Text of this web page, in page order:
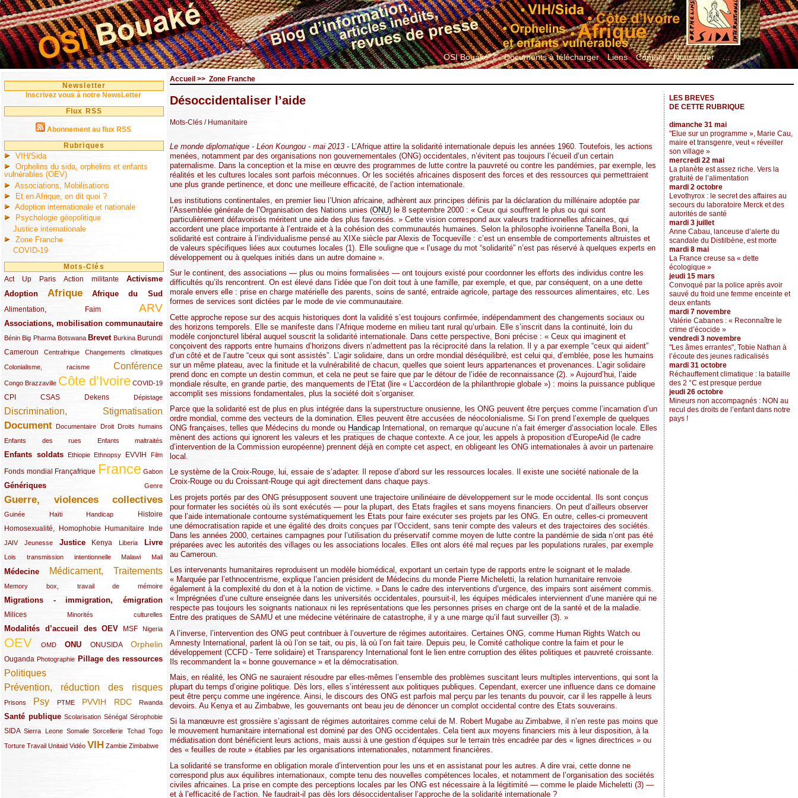
OSI Bouaké ? Documents à télécharger Liens Contact Nous aider ...
Newsletter
Inscrivez vous à notre NewsLetter
Flux RSS
Abonnement au flux RSS
Rubriques
VIH/Sida
Orphelins du sida, orphelins et enfants
vulnérables (OEV)
Associations, Mobilisations
Et en Afrique, on dit quoi ?
Adoption internationale et nationale
Psychologie géopolitique
Justice internationale
Zone Franche
COVID-19
Mots-Clés
Act Up Paris
(49/289) Action militante
(32/289) Activisme
(73/289)
Adoption
(82/289) Afrique
(161/289) Afrique du Sud
(73/289)
Alimentation, Faim
(48/289) ARV
(203/289)
Associations, mobilisation communautaire
(65/289)
Bénin
(13/289)Big Pharma
(16/289) Botswana
(9/289) Brevet
(83/289) Burkina
(18/289) Burundi
(30/289)
Cameroun
(47/289) Centrafrique
(23/289) Changements climatiques
(10/289)
Colonialisme, racisme
(19/289) Conférence
(118/289)
Congo Brazzaville
(24/289) Côte d’Ivoire
(263/289) COVID-19
(13/289)
CPI
(48/289) CSAS
(32/289) Dekens
(29/289) Dépistage
(19/289)
Discrimination, Stigmatisation
(131/289)
Document
(145/289) Documentaire
(9/289) Droit
(20/289) Droits humains
(22/289)
Enfants des rues
(21/289) Enfants maltraités
(10/289)
Enfants soldats
(68/289) Ethiopie
(12/289) Ethnopsy
(15/289) EVVIH
(55/289) Film
(22/289)
Fonds mondial
(48/289) Françafrique
(39/289) France
(289/289) Gabon
(12/289)
Génériques
(59/289) Genre
(22/289)
Guerre, violences collectives
(149/289)
Guinée
(12/289) Haïti
(15/289) Handicap
(10/289) Histoire
(49/289)
Homosexualité, Homophobie
(44/289) Humanitaire
(47/289) Inde
(34/289)
JAIV
(10/289)Jeunesse
(21/289) Justice
(65/289) Kenya
(35/289) Liberia
(25/289) Livre
(62/289)
Lois transmission intentionnelle
(24/289) Malawi
(11/289) Mali
(21/289)
Médecine
(62/289) Médicament, Traitements
(142/289)
Memory box, travail de mémoire
(11/289)
Migrations - immigration, émigration
(67/289)
Milices
(34/289) Minorités culturelles
(15/289)
Modalités d’accueil des OEV
(58/289) MSF
(54/289) Nigeria
(27/289)
OEV
(269/289) OMD
(26/289) ONU
(58/289) ONUSIDA
(44/289) Orphelin
(112/289)
Ouganda
(29/289) Photographie
(27/289) Pillage des ressources
(77/289)
Politiques
(120/289)
Prévention, réduction des risques
(131/289)
Prisons
(22/289) Psy
(119/289) PTME
(12/289) PVVIH
(111/289) RDC
(104/289) Rwanda
(23/289)
Santé publique
(59/289) Scolarisation
(9/289) Sénégal
(13/289) Sérophobie
(19/289)
SIDA
(29/289)Sierra Leone
(13/289) Somalie
(12/289) Sorcellerie
(19/289) Tchad
(10/289) Togo
(15/289)
Torture
(17/289)Travail
(21/289) Unitaid
(26/289) Vidéo
(23/289) VIH
(154/289) Zambie
(12/289) Zimbabwe
(21/289)
Accueil >> Zone Franche
Désoccidentaliser l’aide
Mots-Clés / Humanitaire
Le monde diplomatique - Léon Koungou - mai 2013 - L’Afrique attire la solidarité internationale depuis les années 1960. Toutefois, les actions
menées, notamment par des organisations non gouvernementales (ONG) occidentales, n’évitent pas toujours l’écueil d’un certain
paternalisme. Dans la conception et la mise en œuvre des programmes de lutte contre la pauvreté ou contre les pandémies, par exemple, les
réalités et les cultures locales sont parfois méconnues. Or les sociétés africaines disposent des forces et des ressources qui permettraient
une plus grande pertinence, et donc une meilleure efficacité, de l’action internationale.
Les institutions continentales, en premier lieu l’Union africaine, adhèrent aux principes définis par la déclaration du millénaire adoptée par
l’Assemblée générale de l’Organisation des Nations unies (ONU) le 8 septembre 2000 : « Ceux qui souffrent le plus ou qui sont
particulièrement défavorisés méritent une aide des plus favorisés. » Cette vision correspond aux valeurs traditionnelles africaines, qui
accordent une place importante à l’entraide et à la cohésion des communautés humaines. Selon la philosophe ivoirienne Tanella Boni, la
solidarité est contraire à l’individualisme pensé au XIXe siècle par Alexis de Tocqueville : c’est un ensemble de comportements altruistes et
de valeurs spécifiques liées aux coutumes locales (1). Elle souligne que « l’usage du mot “solidarité” n’est pas réservé à quelques experts en
développement ou à quelques initiés dans un autre domaine ».
Sur le continent, des associations — plus ou moins formalisées — ont toujours existé pour coordonner les efforts des individus contre les
difficultés qu’ils rencontrent. On est élevé dans l’idée que l’on doit tout à une famille, par exemple, et que, par conséquent, on a une dette
morale envers elle : prise en charge matérielle des parents, soins de santé, entraide agricole, partage des ressources alimentaires, etc. Les
formes de services sont dictées par le mode de vie communautaire.
Cette approche repose sur des acquis historiques dont la validité s’est toujours confirmée, indépendamment des changements sociaux ou
des horizons temporels. Elle se manifeste dans l’Afrique moderne en milieu tant rural qu’urbain. Elle s’inscrit dans la continuité, loin du
modèle conjoncturel libéral auquel souscrit la solidarité internationale. Dans cette perspective, Boni précise : « Ceux qui imaginent et
conçoivent des rapports entre humains d’horizons divers n’admettent pas la réciprocité dans la relation. Il y a par exemple “ceux qui aident”
d’un côté et de l’autre “ceux qui sont assistés”. L’agir solidaire, dans un ordre mondial déséquilibré, est celui qui, d’emblée, pose les humains
sur un même plateau, avec la finitude et la vulnérabilité de chacun, quelles que soient leurs appartenances et provenances. L’agir solidaire
prend donc en compte un destin commun, et cela ne peut se faire que par le détour de l’idée de reconnaissance (2). » Aujourd’hui, l’aide
mondiale résulte, en grande partie, des manquements de l’Etat (lire « L’accordéon de la philanthropie globale ») : moins la puissance publique
accomplit ses missions fondamentales, plus la société doit s’organiser.
Parce que la solidarité est de plus en plus intégrée dans la superstructure onusienne, les ONG peuvent être perçues comme l’incarnation d’un
ordre mondial, comme des vecteurs de la domination. Elles peuvent être accusées de néocolonialisme. Si l’on prend l’exemple de quelques
ONG françaises, telles que Médecins du monde ou Handicap International, on remarque qu’aucune n’a fait émerger d’association locale. Elles
mènent des actions qui ignorent les valeurs et les pratiques de chaque contexte. A ce jour, les appels à proposition d’EuropeAid (le cadre
d’intervention de la Commission européenne) prennent déjà en compte cet aspect, en obligeant les ONG internationales à avoir un partenaire
local.
Le système de la Croix-Rouge, lui, essaie de s’adapter. Il repose d’abord sur les ressources locales. Il existe une société nationale de la
Croix-Rouge ou du Croissant-Rouge qui agit directement dans chaque pays.
Les projets portés par des ONG présupposent souvent une trajectoire unilinéaire de développement sur le mode occidental. Ils sont conçus
pour formater les sociétés où ils sont exécutés — pour la plupart, des Etats fragiles et sans moyens financiers. On peut d’ailleurs observer
que l’aide internationale contourne systématiquement les Etats pour faire exécuter ses projets par les ONG. En outre, celles-ci promeuvent
une démocratisation rapide et une égalité des droits conçues par l’Occident, sans tenir compte des valeurs et des trajectoires des sociétés.
Dans les années 2000, certaines campagnes pour l’utilisation du préservatif comme moyen de lutte contre la pandémie de sida n’ont pas été
préparées avec les autorités des villages ou les associations locales. Elles ont alors été mal reçues par les populations rurales, par exemple
au Cameroun.
Les intervenants humanitaires reproduisent un modèle biomédical, exportant un certain type de rapports entre le soignant et le malade.
« Marquée par l’ethnocentrisme, explique l’ancien président de Médecins du monde Pierre Micheletti, la relation humanitaire renvoie
également à la complexité du don et à la notion de victime. » Dans le cadre des interventions d’urgence, des impairs sont aisément commis.
« Imprégnées d’une culture enseignée dans les universités occidentales, poursuit-il, les équipes médicales interviennent d’une manière qui ne
respecte pas toujours les soignants nationaux ni les représentations que les personnes prises en charge ont de la santé et de la maladie.
Entre des pratiques de SAMU et une médecine vétérinaire de catastrophe, il y a une marge qu’il faut surveiller (3). »
A l’inverse, l’intervention des ONG peut contribuer à l’ouverture de régimes autoritaires. Certaines ONG, comme Human Rights Watch ou
Amnesty International, parlent là où l’on se tait, ou pis, là où l’on fait taire. Depuis peu, le Comité catholique contre la faim et pour le
développement (CCFD - Terre solidaire) et Transparency International font le lien entre corruption des élites politiques et pauvreté croissante.
Ils recommandent la « bonne gouvernance » et la démocratisation.
Mais, en réalité, les ONG ne sauraient résoudre par elles-mêmes l’ensemble des problèmes suscitant leurs multiples interventions, qui sont la
plupart du temps d’origine politique. Dès lors, elles s’intéressent aux politiques publiques. Cependant, exercer une influence dans ce domaine
peut être perçu comme une ingérence. Ainsi, le discours des ONG est parfois mal perçu par les tenants du pouvoir, car il les rappelle à leurs
devoirs. Au Kenya et au Zimbabwe, les gouvernants ont beau jeu de dénoncer un complot occidental contre des Etats souverains.
Si la manœuvre est grossière s’agissant de régimes autoritaires comme celui de M. Robert Mugabe au Zimbabwe, il n’en reste pas moins que
le mouvement humanitaire international est dominé par des ONG occidentales. Cela tient aux moyens financiers mis à leur disposition, à la
médiatisation dont bénéficient leurs actions, mais aussi à une gestion d’équipes sur le terrain très encadrée par des « lignes directrices » ou
des « feuilles de route » établies par les organisations internationales, notamment financières.
La solidarité se transforme en obligation morale d’intervention pour les uns et en assistanat pour les autres. A dire vrai, cette donne ne
correspond plus aux équilibres internationaux, compte tenu des nouvelles compétences locales, et notamment de l’organisation des sociétés
civiles africaines. La prise en compte des perceptions locales par les ONG est nécessaire à la légitimité — comme le plaide Micheletti (3) —
et à l’efficacité de l’action. Ne faudrait-il pas dès lors désoccidentaliser l’approche de la solidarité internationale ?
LES BREVES
DE CETTE RUBRIQUE
dimanche 31 mai
"Elue sur un programme », Marie Cau,
maire et transgenre, veut « réveiller
son village »
mercredi 22 mai
La planète est assez riche. Vers la
gratuité de l’alimentation
mardi 2 octobre
Levothyrox : le secret des affaires au
secours du laboratoire Merck et des
autorités de santé
mardi 3 juillet
Anne Cabau, lanceuse d’alerte du
scandale du Distilbène, est morte
mardi 8 mai
La France creuse sa « dette
écologique »
jeudi 15 mars
Convoqué par la police après avoir
sauvé du froid une femme enceinte et
deux enfants
mardi 7 novembre
Valérie Cabanes : « Reconnaître le
crime d’écocide »
vendredi 3 novembre
"Les âmes errantes", Tobie Nathan à
l’écoute des jeunes radicalisés
mardi 31 octobre
Réchauffement climatique : la bataille
des 2 °C est presque perdue
jeudi 26 octobre
Mineurs non accompagnés : NON au
recul des droits de l’enfant dans notre
pays !